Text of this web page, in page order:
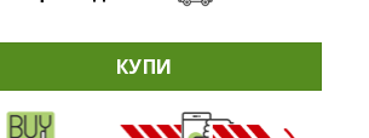
Кутия с Компресор 30 литра
КУПИ